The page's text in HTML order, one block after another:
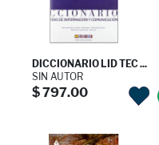
DICCIONARIO LID TEC ...
SIN AUTOR
$ 797.00